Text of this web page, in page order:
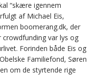
“skære igennem
af Michael Eis,
boomerang.dk, der
var lys og
Forinden både Eis og
Familiefond, Søren
om de styrtende rige